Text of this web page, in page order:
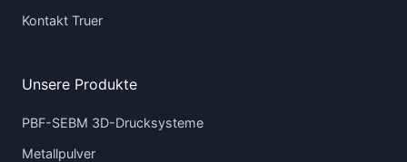
Kontakt Truer
Unsere Produkte
PBF-SEBM 3D-Drucksysteme
Metallpulver